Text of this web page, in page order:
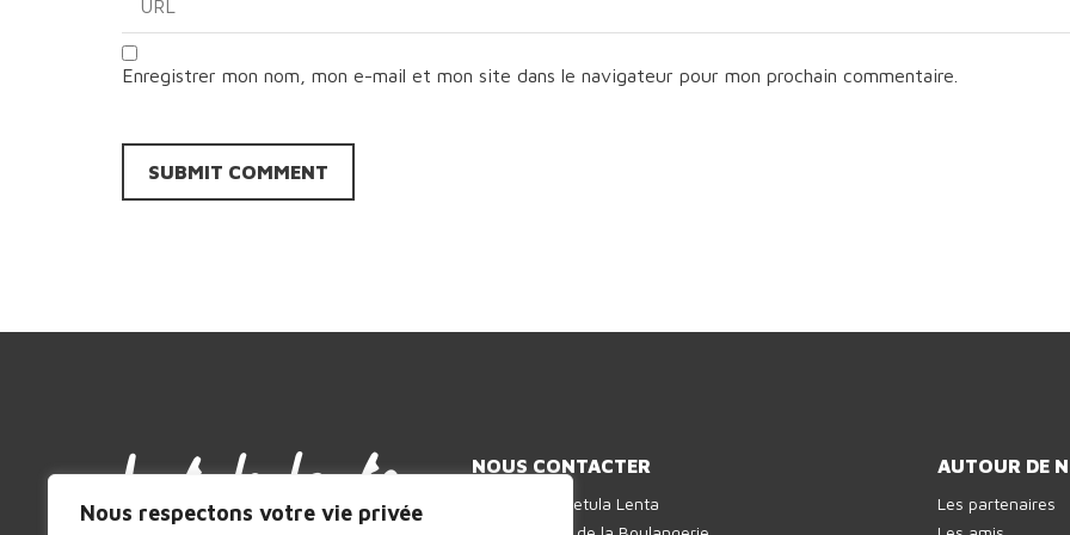
Nous respectons votre vie privée
Enregistrer mon nom, mon e-mail et mon site dans le navigateur pour mon prochain commentaire.
NOUS CONTACTER
Compagnie Betula Lenta
AUTOUR DE
Les partenaires